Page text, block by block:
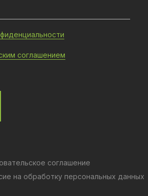
на обработку персональных данных
соглашение
соглашением